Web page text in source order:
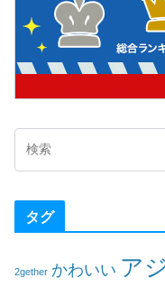
タグ
2gether かわいい ア